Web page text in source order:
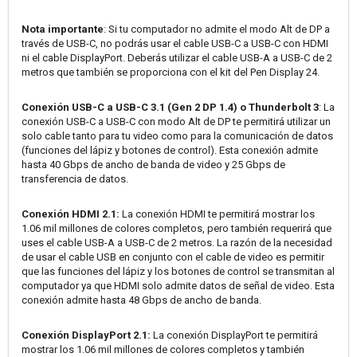
Nota importante: Si tu computador no admite el modo Alt de DP a
través de USB-C, no podrás usar el cable USB-C a USB-C con HDMI
ni el cable DisplayPort. Deberás utilizar el cable USB-A a USB-C de 2
metros que también se proporciona con el kit del Pen Display 24.
Conexión USB-C a USB-C 3.1 (Gen 2 DP 1.4) o Thunderbolt 3: La
conexión USB-C a USB-C con modo Alt de DP te permitirá utilizar un
solo cable tanto para tu video como para la comunicación de datos
(funciones del lápiz y botones de control). Esta conexión admite
hasta 40 Gbps de ancho de banda de video y 25 Gbps de
transferencia de datos.
Conexión HDMI 2.1: La conexión HDMI te permitirá mostrar los
1.06 mil millones de colores completos, pero también requerirá que
uses el cable USB-A a USB-C de 2 metros. La razón de la necesidad
de usar el cable USB en conjunto con el cable de video es permitir
que las funciones del lápiz y los botones de control se transmitan al
computador ya que HDMI solo admite datos de señal de video. Esta
conexión admite hasta 48 Gbps de ancho de banda.
Conexión DisplayPort 2.1: La conexión DisplayPort te permitirá
mostrar los 1.06 mil millones de colores completos y también